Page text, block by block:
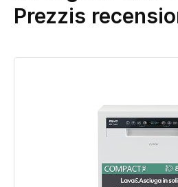
Prezzis